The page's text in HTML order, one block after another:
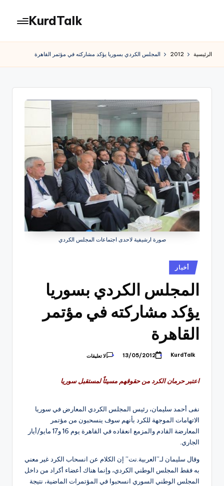
المحتوى
KurdTalk
اخبار
الرئيسية 2012 المجلس الكردي بسوريا يؤكد مشاركته في مؤتمر القاهرة
صورة ارشيفية لاحدى اجتماعات المجلس الكردي
نُشر
في
أخبار
المجلس الكردي بسوريا
يؤكد مشاركته في مؤتمر
القاهرة
تمّ
KurdTalk
13/05/2012 لا تعليقات
اعتبر حرمان الكرد من حقوقهم مسيئاً لمستقبل سوريا
نفى أحمد سليمان، رئيس المجلس الكردي المعارض في سوريا
الاتهامات الموجهة للكرد بأنهم سوف ينسحبون من مؤتمر
المعارضة القادم والمزمع انعقاده في القاهرة يوم 16 و17 مايو/أيار
الجاري.
وقال سليمان لـ”العربية.نت” إن الكلام عن انسحاب الكرد غير معني
به فقط المجلس الوطني الكردي، وإنما هناك أعضاء أكراد من داخل
المجلس الوطني السوري انسحبوا في المؤتمرات الماضية، نتيجة